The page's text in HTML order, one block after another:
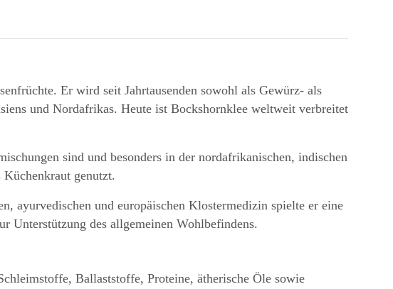
Er wird seit Jahrtausenden sowohl als Gewürz- als
und Nordafrikas. Heute ist Bockshornklee weltweit verbreitet
sind und besonders in der nordafrikanischen, indischen
genutzt.
ayurvedischen und europäischen Klostermedizin spielte er eine
Unterstützung des allgemeinen Wohlbefindens.
Ballaststoffe, Proteine, ätherische Öle sowie